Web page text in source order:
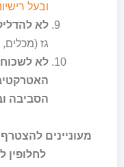
ובעל
לא
גז (מכלים,
לא
הסביבה
מעוניינים
לחלופין